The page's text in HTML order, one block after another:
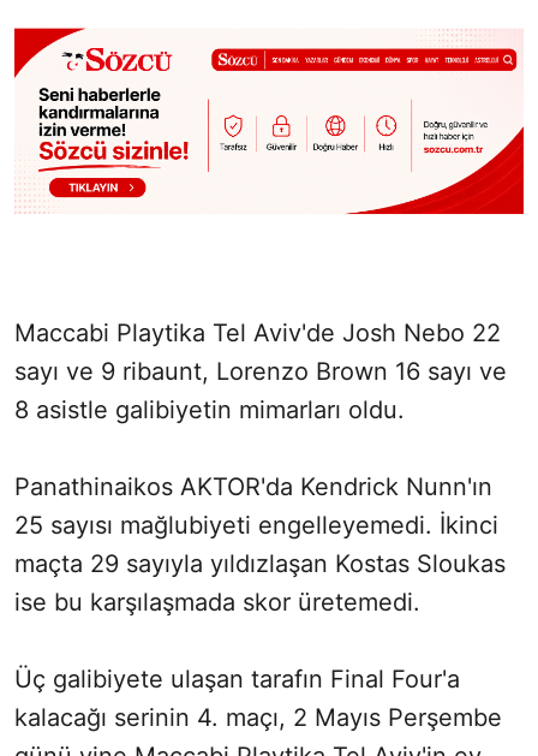
Maccabi Playtika Tel Aviv'de Josh Nebo 22
sayı ve 9 ribaunt, Lorenzo Brown 16 sayı ve
8 asistle galibiyetin mimarları oldu.
Panathinaikos AKTOR'da Kendrick Nunn'ın
25 sayısı mağlubiyeti engelleyemedi. İkinci
maçta 29 sayıyla yıldızlaşan Kostas Sloukas
ise bu karşılaşmada skor üretemedi.
Üç galibiyete ulaşan tarafın Final Four'a
kalacağı serinin 4. maçı, 2 Mayıs Perşembe